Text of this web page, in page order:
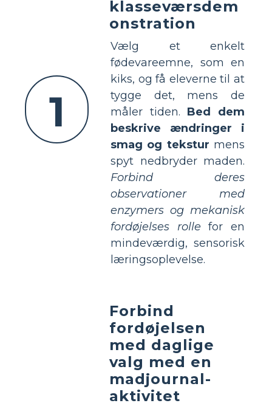
1
klasseværsdem
onstration
Vælg et enkelt
fødevareemne, som en
kiks, og få eleverne til at
tygge det, mens de
måler tiden. Bed dem
beskrive ændringer i
smag og tekstur mens
spyt nedbryder maden.
Forbind deres
observationer med
enzymers og mekanisk
fordøjelses rolle for en
mindeværdig, sensorisk
læringsoplevelse.
Forbind
fordøjelsen
med daglige
valg med en
madjournal-
aktivitet